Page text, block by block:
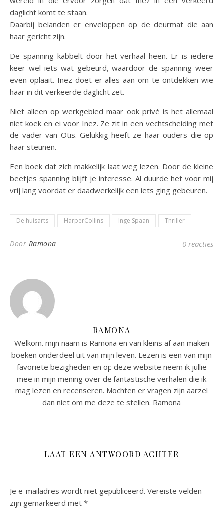
daglicht komt te staan.
Daarbij belanden er enveloppen op de deurmat die aan
haar gericht zijn.
De spanning kabbelt door het verhaal heen. Er is iedere
keer wel iets wat gebeurd, waardoor de spanning weer
even oplaait. Inez doet er alles aan om te ontdekken wie
haar in dit verkeerde daglicht zet.
Niet alleen op werkgebied maar ook privé is het allemaal
niet koek en ei voor Inez. Ze zit in een vechtscheiding met
de vader van Otis. Gelukkig heeft ze haar ouders die op
haar steunen.
Een boek dat zich makkelijk laat weg lezen. Door de kleine
beetjes spanning blijft je interesse. Al duurde het voor mij
vrij lang voordat er daadwerkelijk een iets ging gebeuren.
De huisarts HarperCollins Inge Spaan Thriller
Door Ramona 0 reacties
RAMONA
Welkom. mijn naam is Ramona en van kleins af aan maken
boeken onderdeel uit van mijn leven. Lezen is een van mijn
favoriete bezigheden en op deze website neem ik jullie
mee in mijn mening over de fantastische verhalen die ik
mag lezen en recenseren. Mochten er vragen zijn aarzel
dan niet om me deze te stellen. Ramona
LAAT EEN ANTWOORD ACHTER
Je e-mailadres wordt niet gepubliceerd. Vereiste velden
zijn gemarkeerd met *